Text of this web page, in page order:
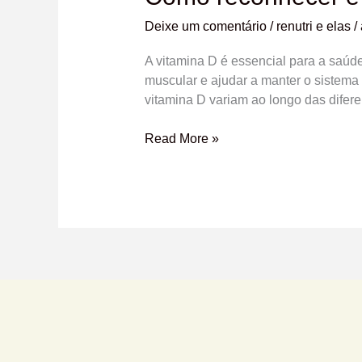
Deixe um comentário / renutri e elas/
A vitamina D é essencial para a
muscular e ajudar a manter o
vitamina D variam ao longo das
evitar
o
de
vitamina
D
Read More »